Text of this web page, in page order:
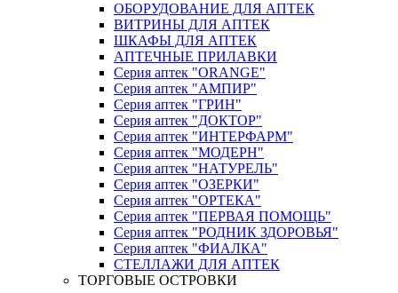
ОБОРУДОВАНИЕ ДЛЯ АПТЕК
ВИТРИНЫ ДЛЯ АПТЕК
ШКАФЫ ДЛЯ АПТЕК
АПТЕЧНЫЕ ПРИЛАВКИ
Серия аптек "ORANGE"
Серия аптек "АМПИР"
Серия аптек "ГРИН"
Серия аптек "ДОКТОР"
Серия аптек "ИНТЕРФАРМ"
Серия аптек "МОДЕРН"
Серия аптек "НАТУРЕЛЬ"
Серия аптек "ОЗЕРКИ"
Серия аптек "ОРТЕКА"
Серия аптек "ПЕРВАЯ ПОМОЩЬ"
Серия аптек "РОДНИК ЗДОРОВЬЯ"
Серия аптек "ФИАЛКА"
СТЕЛЛАЖИ ДЛЯ АПТЕК
ТОРГОВЫЕ ОСТРОВКИ